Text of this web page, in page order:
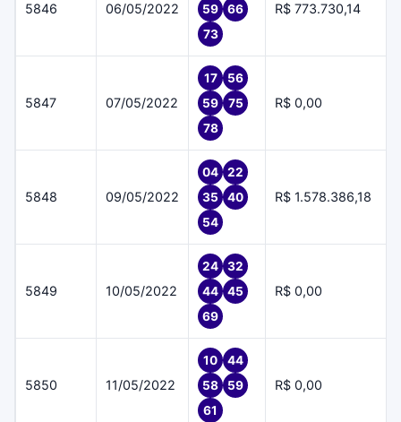
5846 06/05/2022
59
66
73
R$ 773.730,14
5847 07/05/2022
17
56
59
75
78
R$ 0,00
5848 09/05/2022
04
22
35
40
54
R$ 1.578.386,18
5849 10/05/2022
24
32
44
45
69
R$ 0,00
5850 11/05/2022
10
44
58
59
61
R$ 0,00